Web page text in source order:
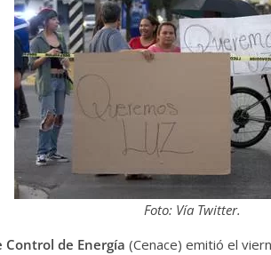
Foto: Vía Twitter.
de Energía (Cenace) emitió el